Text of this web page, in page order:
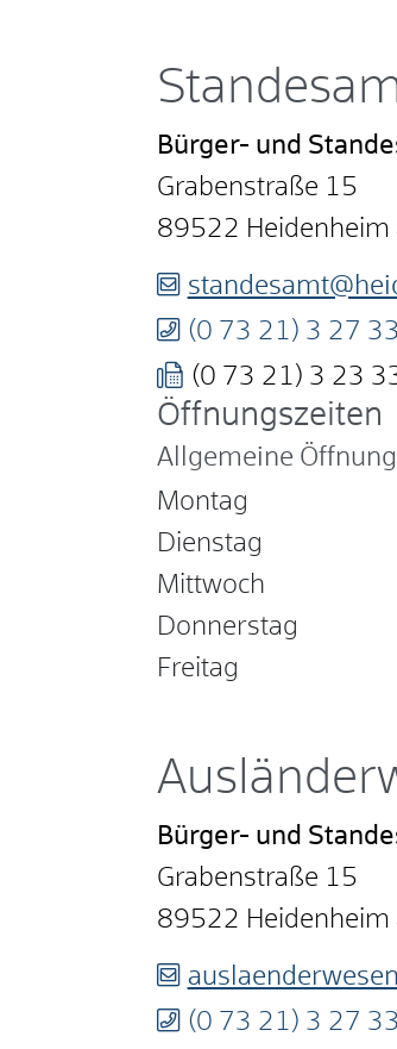
Bürger- und
Grabenstraße 15
89522 Heidenheim
(0 73 21) 3 27 33
(0 73 21) 3 23
Öffnungszeiten
Allgemeine
Montag
Dienstag
Mittwoch
Donnerstag
Freitag
Bürger- und
Grabenstraße 15
89522 Heidenheim
(0 73 21) 3 27 33